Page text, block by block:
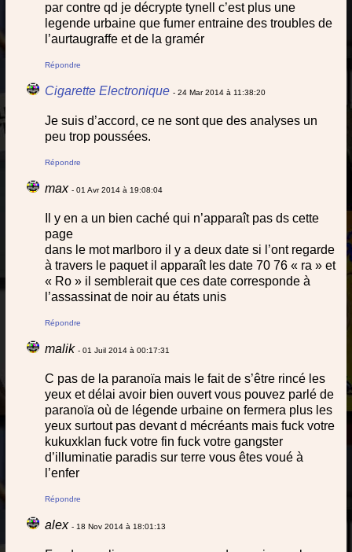
par contre qd je décrypte tynell c’est plus une
legende urbaine que fumer entraine des troubles de
l’aurtaugraffe et de la gramér
Répondre
Cigarette Electronique - 24 Mar 2014 à 11:38:20
Je suis d’accord, ce ne sont que des analyses un
peu trop poussées.
Répondre
max - 01 Avr 2014 à 19:08:04
Il y en a un bien caché qui n’apparaît pas ds cette
page
dans le mot marlboro il y a deux date si l’ont regarde
à travers le paquet il apparaît les date 70 76 « ra » et
« Ro » il semblerait que ces date corresponde à
l’assassinat de noir au états unis
Répondre
malik - 01 Juil 2014 à 00:17:31
C pas de la paranoïa mais le fait de s’être rincé les
yeux et délai avoir bien ouvert vous pouvez parlé de
paranoïa où de légende urbaine on fermera plus les
yeux surtout pas devant d mécréants mais fuck votre
kukuxklan fuck votre fin fuck votre gangster
d’illuminatie paradis sur terre vous êtes voué à
l’enfer
Répondre
alex - 18 Nov 2014 à 18:01:13